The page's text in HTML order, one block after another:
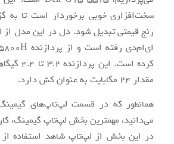
سخت‌افزاری خوبی برخوردار است تا به
رنج قیمتی تبدیل شود. دل در این مدل
کرده است.
مقدار 24 مگابایت به عنوان کش دارد.
همانطور که در قسمت لپ‌تاپ‌های
می‌دانید، مهمترین بخش لپ‌تاپ گیمینگ،